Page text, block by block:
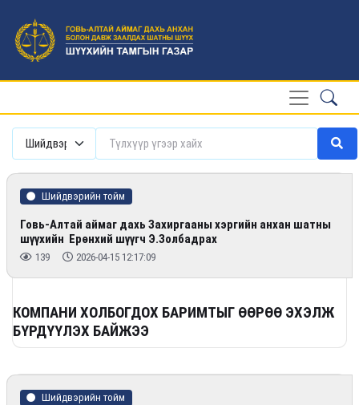
Шийдвэрийн тойм
Говь-Алтай аймаг дахь Захиргааны хэргийн анхан шатны
шүүхийн Ерөнхий шүүгч Э.Золбадрах
139 2026-04-15 12:17:09
КОМПАНИ ХОЛБОГДОХ БАРИМТЫГ ӨӨРӨӨ ЭХЭЛЖ
БҮРДҮҮЛЭХ БАЙЖЭЭ
Шийдвэрийн тойм